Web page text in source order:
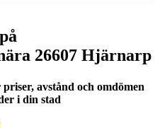
26607 Hjärnarp
avstånd och omdömen
i din stad